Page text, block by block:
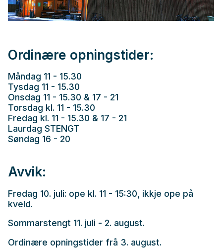
Ordinære opningstider:
Måndag 11 - 15.30
Tysdag 11 - 15.30
Onsdag 11 - 15.30 & 17 - 21
Torsdag kl. 11 - 15.30
Fredag kl. 11 - 15.30 & 17 - 21
Laurdag STENGT
Søndag 16 - 20
Avvik:
Fredag 10. juli: ope kl. 11 - 15:30, ikkje ope på
kveld.
Sommarstengt 11. juli - 2. august.
Ordinære opningstider frå 3. august.